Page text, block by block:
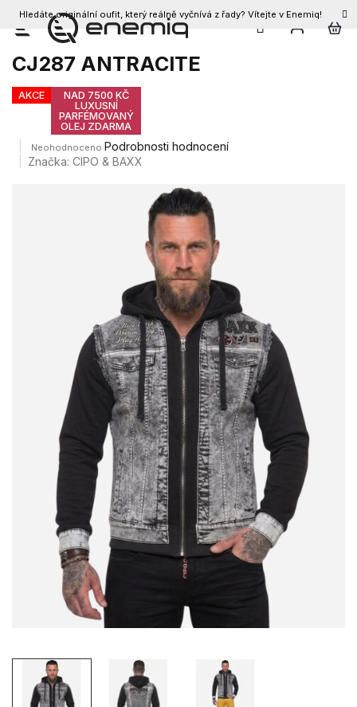
Přejít
obsah
Hledáte originální oufit, který reálně vyčnívá z řady? Vítejte v Enemiq!
CZK
Pánská bunda CIPO & BAXX
CJ287 ANTRACITE
AKCE
NAD 7500 KČ
LUXUSNÍ
PARFÉMOVANÝ
OLEJ ZDARMA
Průměrné
hodnocení
Neohodnoceno Podrobnosti hodnocení
Značka:CIPO & BAXX